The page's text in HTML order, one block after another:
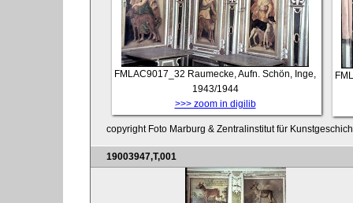
FMLAC9017_32 Raumecke, Aufn. Schön, Inge,
1943/1944
>>> zoom in digilib
copyright Foto Marburg & Zentralinstitut für
19003947,T,001